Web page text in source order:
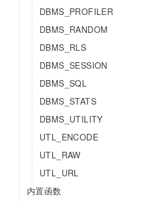
DBMS_PROFILER
DBMS_RANDOM
DBMS_RLS
DBMS_SESSION
DBMS_SQL
DBMS_STATS
DBMS_UTILITY
UTL_ENCODE
UTL_RAW
UTL_URL
内置函数